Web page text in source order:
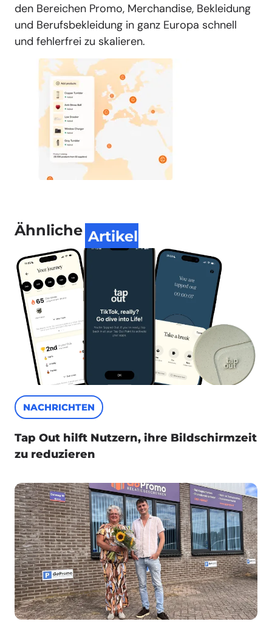
den Bereichen Promo, Merchandise, Bekleidung
und Berufsbekleidung in ganz Europa schnell
und fehlerfrei zu skalieren.
Ähnliche Artikel
NACHRICHTEN
Tap Out hilft Nutzern, ihre Bildschirmzeit
zu reduzieren